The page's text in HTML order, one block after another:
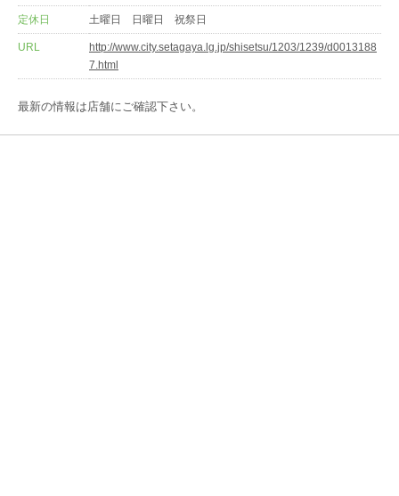
定休日 土曜日 日曜日 祝祭日
URL
http://www.city.setagaya.lg.jp/shisetsu/1203/1239/d0013188
7.html
最新の情報は店舗にご確認下さい。